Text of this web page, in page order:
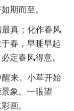
期而至。
真；化作春风
春，早睡早起
定春风得意。
来。小草开始
象。一眼望
画。